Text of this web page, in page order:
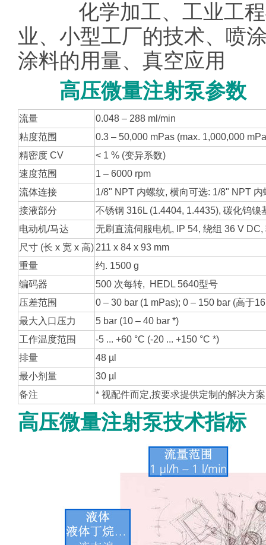
化学加工、工业工程
业、小型工厂的技术、喷
涂料的用量、真空应用
高压微量注射泵参数
流量
0.048 – 288 ml/min
粘度范围
0.3 – 50,000 mPas (max. 1,000,000
精密度 CV
< 1 % (变异系数)
速度范围
1 – 6000 rpm
流体连接
1/8" NPT 内螺纹, 横向可选: 1/8" NPT 内
接液部分
不锈钢 316L (1.4404, 1.4435), 碳化钨
电动机/马达
无刷直流伺服电机, IP 54, 绕组 36 V
尺寸 (长 x 宽 x 高) 211 x 84 x 93 mm
重量
约. 1500 g
编码器
500 次每转, HEDL 5640型号
压差范围
0 – 30 bar (1 mPas); 0 – 150 bar (高于
最大入口压力
5 bar (10 – 40 bar *)
工作温度范围
-5 ... +60 °C (-20 ... +150 °C *)
排量
48 µl
最小剂量
30 µl
备注
* 视配件而定,按要求提供定制的解决方案
高压微量注射泵技术指标